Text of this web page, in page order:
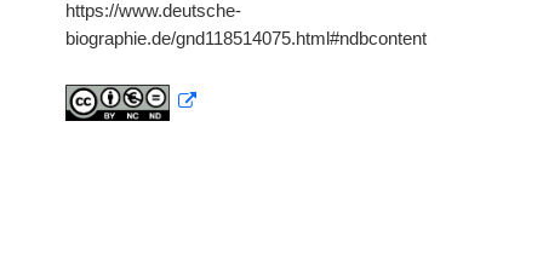
https://www.deutsche-
biographie.de/gnd118514075.html#ndbcontent